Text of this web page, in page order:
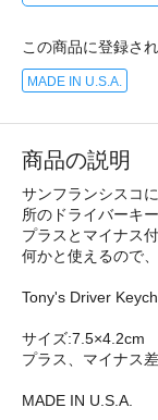
この商品に登録さ
MADE IN U.S.A.
商品の説明
サンフランシスコ
所のドライバーキ
プラスとマイナス
何かと使えるので
Tony's Driver
サイズ:7.5×4.2cm
プラス、マイナス
MADE IN U.S.A.